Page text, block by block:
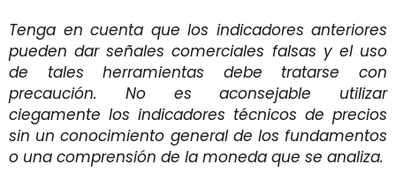
Tenga en cuenta que los indicadores anteriores
pueden dar señales comerciales falsas y el uso
de tales herramientas debe tratarse con
precaución. No es aconsejable utilizar
ciegamente los indicadores técnicos de precios
sin un conocimiento general de los fundamentos
o una comprensión de la moneda que se analiza.